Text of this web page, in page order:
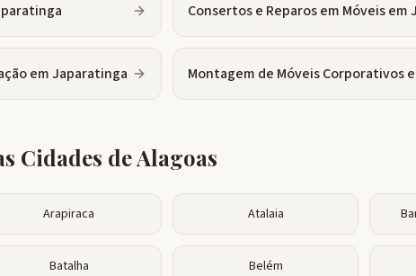
Consertos e Reparos em Móveisem
emJaparatinga Montagem de Móveis Corporativos
Cidades deAlagoas
Arapiraca Atalaia
Batalha Belém